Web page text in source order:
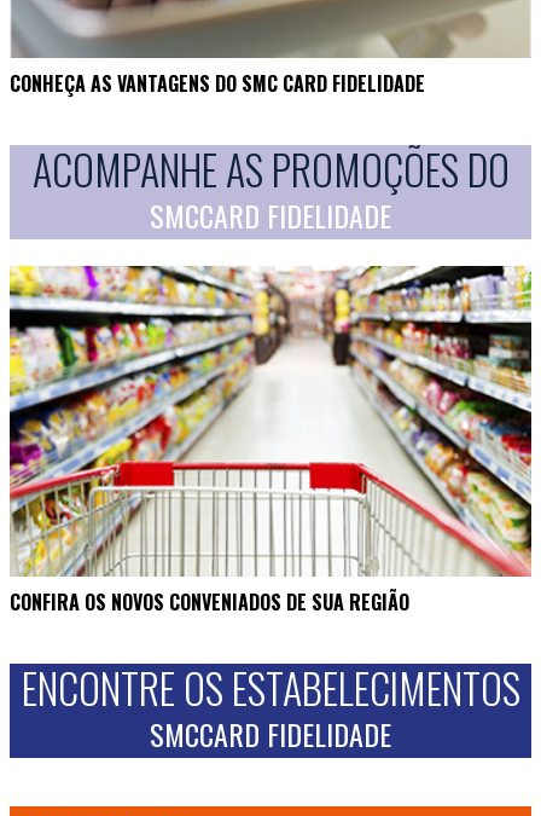
CONHEÇA AS VANTAGENS DO SMC CARD FIDELIDADE
ACOMPANHE AS PROMOÇÕES DO
SMCCARD FIDELIDADE
CONFIRA OS NOVOS CONVENIADOS DE SUA REGIÃO
ENCONTRE OS ESTABELECIMENTOS
SMCCARD FIDELIDADE